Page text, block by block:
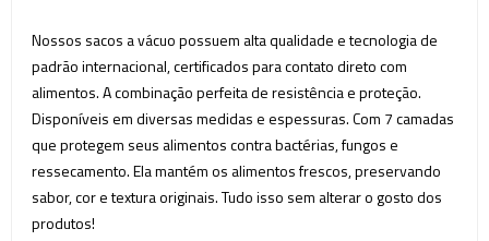
Nossos sacos a vácuo possuem alta qualidade e tecnologia de
padrão internacional, certificados para contato direto com
alimentos. A combinação perfeita de resistência e proteção.
Disponíveis em diversas medidas e espessuras. Com 7 camadas
que protegem seus alimentos contra bactérias, fungos e
ressecamento. Ela mantém os alimentos frescos, preservando
sabor, cor e textura originais. Tudo isso sem alterar o gosto dos
produtos!